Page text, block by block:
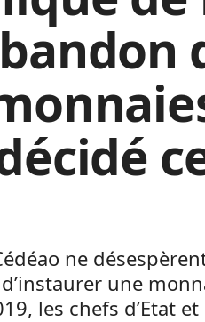
ne
une
les chefs d’Etat et